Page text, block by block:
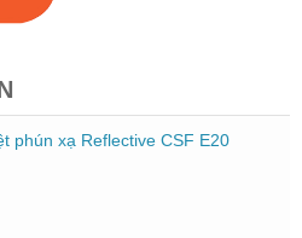
phún xạ Reflective CSF E20